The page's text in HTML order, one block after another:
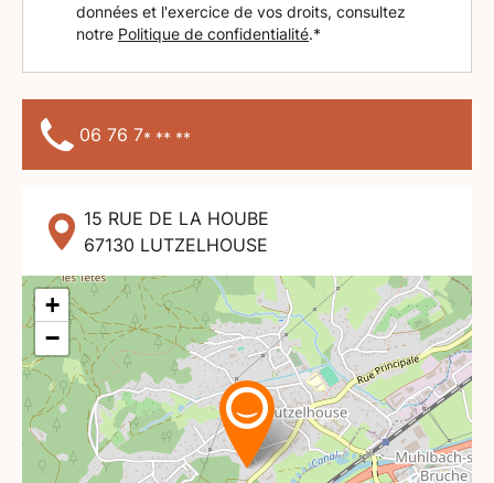
données et l'exercice de vos droits, consultez
notre Politique de confidentialité.*
06 76 7* ** **
15 RUE DE LA HOUBE
67130 LUTZELHOUSE
+
−